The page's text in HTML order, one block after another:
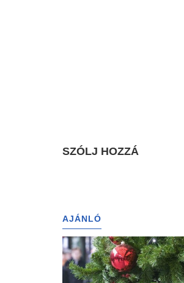
SZÓLJ HOZZÁ
AJÁNLÓ